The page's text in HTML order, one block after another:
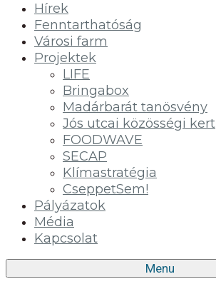
Hírek
Fenntarthatóság
Városi farm
Projektek
LIFE
Bringabox
Madárbarát tanösvény
Jós utcai közösségi kert
FOODWAVE
SECAP
Klímastratégia
CseppetSem!
Pályázatok
Média
Kapcsolat
Menu